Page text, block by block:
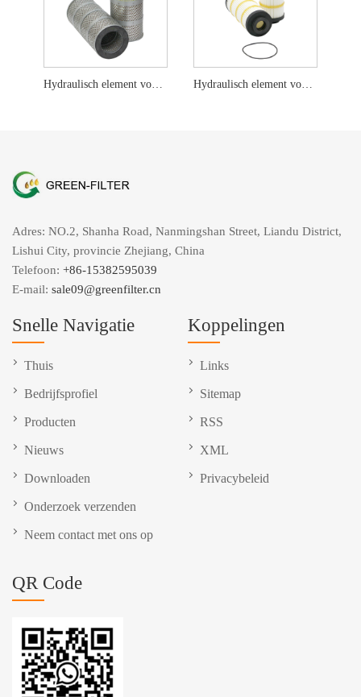
Hydraulisch element voor KATO 68937310012 H1015 P502184
Adres: NO.2, Shanha Road, Nanmingshan Street, Liandu District,
Lishui City, provincie Zhejiang, China
Telefoon: +86-15382595039
E-mail: sale09@greenfilter.cn
Snelle Navigatie
Thuis
Bedrijfsprofiel
Producten
Nieuws
Downloaden
Onderzoek verzenden
Neem contact met ons op
Koppelingen
Links
Sitemap
RSS
XML
Privacybeleid
QR Code